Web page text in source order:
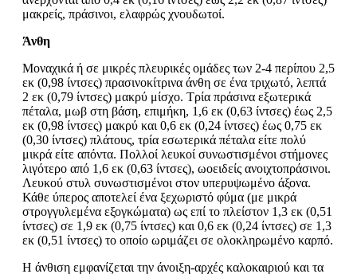
μακρείς, πράσινοι, ελαφρώς χνουδωτοί.
Άνθη
Μοναχικά ή σε μικρές πλευρικές ομάδες των 2-4 περίπου 2,5
εκ (0,98 ίντσες) πρασινοκίτρινα άνθη σε ένα τριχωτό, λεπτά
2 εκ (0,79 ίντσες) μακρύ μίσχο. Τρία πράσινα εξωτερικά
πέταλα, μωβ στη βάση, επιμήκη, 1,6 εκ (0,63 ίντσες) έως 2,5
εκ (0,98 ίντσες) μακρύ και 0,6 εκ (0,24 ίντσες) έως 0,75 εκ
(0,30 ίντσες) πλάτους, τρία εσωτερικά πέταλα είτε πολύ
μικρά είτε απόντα. Πολλοί λευκοί συνωστισμένοι στήμονες
λιγότερο από 1,6 εκ (0,63 ίντσες), ωοειδείς ανοιχτοπράσινοι.
Λευκού στυλ συνωστισμένοι στον υπερυψωμένο άξονα.
Κάθε ύπερος αποτελεί ένα ξεχωριστό φύμα (με μικρά
στρογγυλεμένα εξογκώματα) ως επί το πλείστον 1,3 εκ (0,51
ίντσες) σε 1,9 εκ (0,75 ίντσες) και 0,6 εκ (0,24 ίντσες) σε 1,3
εκ (0,51 ίντσες) το οποίο ωριμάζει σε ολοκληρωμένο καρπό.
Η άνθιση εμφανίζεται την άνοιξη-αρχές καλοκαιριού και τα